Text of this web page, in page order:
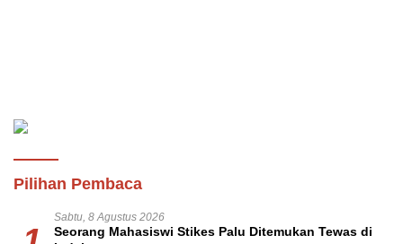
Pilihan Pembaca
Sabtu, 8 Agustus 2026
Seorang Mahasiswi Stikes Palu Ditemukan Tewas di